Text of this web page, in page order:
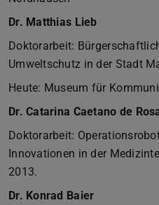
Dr. Matthias Lieb
Doktorarbeit:
Umweltschutz in der Stadt
Heute: Museum für
Dr. Catarina Caetano de
Doktorarbeit:
Innovationen in der
2013.
Dr. Konrad Baier